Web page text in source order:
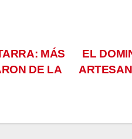
EL
MÁS
DE LA